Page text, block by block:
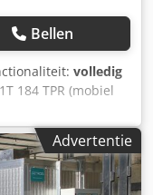
Bellen
volledig
184 TPR (mobiel
Sjk Wij bieden
ideaal voor het
afval en
De
Advertentie